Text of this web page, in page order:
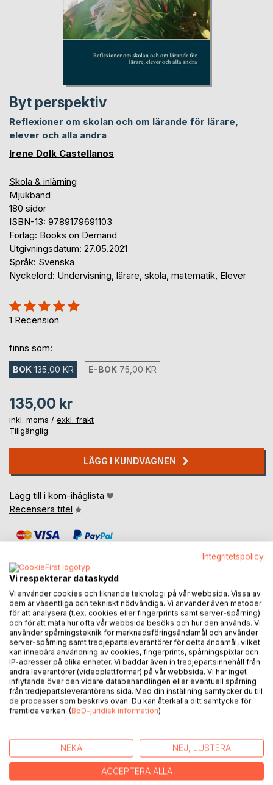
Byt perspektiv
Reflexioner om skolan och om lärande för lärare,
elever och alla andra
Irene Dolk Castellanos
Skola & inlärning
Mjukband
180 sidor
ISBN-13: 9789179691103
Förlag: Books on Demand
Utgivningsdatum: 27.05.2021
Språk: Svenska
Nyckelord: Undervisning, lärare, skola, matematik, Elever
Betyg::
100%
1 Recension
finns som:
BOK 135,00 KR E-BOK 75,00 KR
135,00 kr
inkl. moms / exkl. frakt
Tillgänglig
LÄGG I KUNDVAGNEN
Lägg till i kom-ihåglista
Recensera titel
BESKRIVNING
I Byt perspektiv berättas det om vägen till en meningsfull
undervisning. En undervisning som ger oss motiverade
elever fyllda med kunskap och bildning, redo för livet. Den
svenska skolan borde byta perspektiv i
matematikundervisningen, i språkundervisningen i skolan
som helhet. Blanda det digitala med det vanliga.
Ha kortkurser med betyg. Var kreativ och flexibel. En
kunskap och bildning, redo för livet. Digital undervisning
eller inte, lektionerna ska ge eleverna mening och
inspiration. Ta bort alla måsten. Gör läraryrket attraktivt. I
boken beskrivs hur lärarna själva kan förändra skolan med
Integritetspolicy
Vi respekterar dataskydd
Vi använder cookies och liknande teknologi på vår webbsida. Vissa av
dem är väsentliga och tekniskt nödvändiga. Vi använder även metoder
för att analysera (t.ex. cookies eller fingerprints samt server-spårning)
och för att mäta hur ofta vår webbsida besöks och hur den används. Vi
använder spårningsteknik för marknadsföringsändamål och använder
server-spårning samt tredjepartsleverantörer för detta ändamål, vilket
kan innebära användning av cookies, fingerprints, spårningspixlar och
IP-adresser på olika enheter. Vi bäddar även in tredjepartsinnehåll från
andra leverantörer (videoplattformar) på vår webbsida. Vi har inget
inflytande över den vidare databehandlingen eller eventuell spårning
från tredjepartsleverantörens sida. Med din inställning samtycker du till
de processer som beskrivs ovan. Du kan återkalla ditt samtycke för
framtida verkan. (BoD-juridisk information)
NEKA NEJ, JUSTERA
ACCEPTERA ALLA